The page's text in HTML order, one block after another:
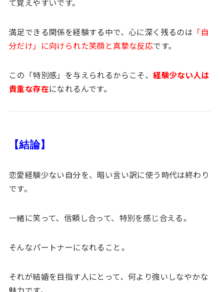
て覚えやすいです。
満足できる関係を経験する中で、心に深く残るのは 「自
分だけ」に向けられた笑顔と真摯な反応です。
この「特別感」を与えられるからこそ、経験少ない人は
貴重な存在になれるんです。
【結論】
恋愛経験少ない自分を、暗い言い訳に使う時代は終わり
です。
一緒に笑って、信頼し合って、特別を感じ合える。
そんなパートナーになれること。
それが結婚を目指す人にとって、何より強いしなやかな